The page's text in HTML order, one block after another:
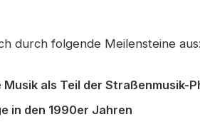
durch folgende Meilensteine aus:
als Teil der Straßenmusik-
in den 1990er Jahren